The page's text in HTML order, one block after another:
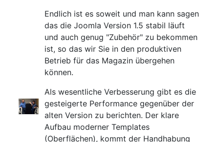
Endlich ist es soweit und man kann sagen
das die Joomla Version 1.5 stabil läuft
und auch genug "Zubehör" zu bekommen
ist, so das wir Sie in den produktiven
Betrieb für das Magazin übergehen
können.
Als wesentliche Verbesserung gibt es die
gesteigerte Performance gegenüber der
alten Version zu berichten. Der klare
Aufbau moderner Templates
(Oberflächen), kommt der Handhabung